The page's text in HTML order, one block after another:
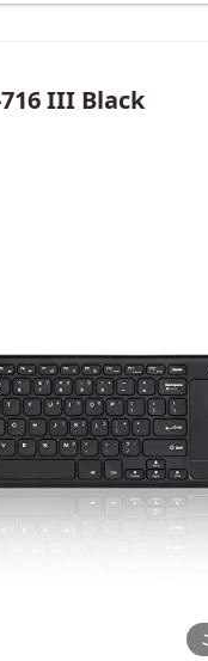
716 III Black